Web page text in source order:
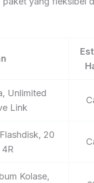
Unlimited
Link
20
Kolase,